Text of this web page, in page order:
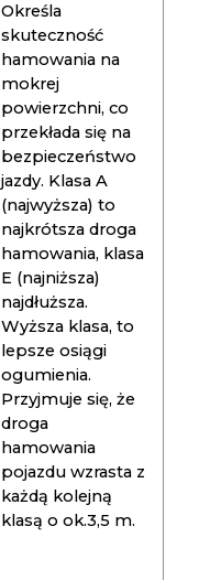
Określa
skuteczność
hamowania na
mokrej
powierzchni, co
przekłada się na
bezpieczeństwo
jazdy. Klasa A
(najwyższa) to
najkrótsza droga
hamowania, klasa
E (najniższa)
najdłuższa.
Wyższa klasa, to
lepsze osiągi
ogumienia.
Przyjmuje się, że
droga
hamowania
pojazdu wzrasta z
każdą kolejną
klasą o ok.3,5 m.